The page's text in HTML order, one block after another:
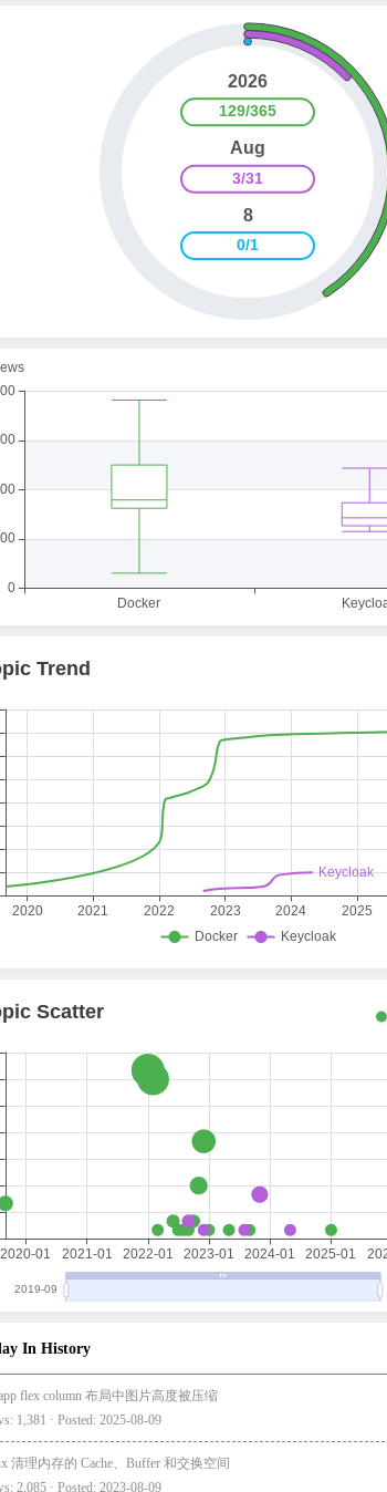
In History
flex column 布局中图片高度被压缩
1,381 · Posted: 2025-08-09
清理内存的 Cache、Buffer 和交换空间
2,085 · Posted: 2023-08-09